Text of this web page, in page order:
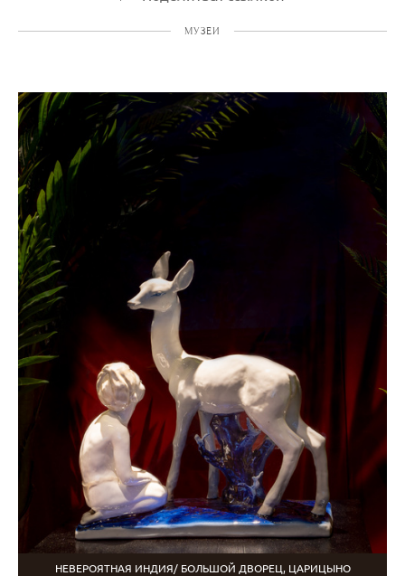
МУЗЕИ
НЕВЕРОЯТНАЯ ИНДИЯ/ БОЛЬШОЙ ДВОРЕЦ, ЦАРИЦЫНО